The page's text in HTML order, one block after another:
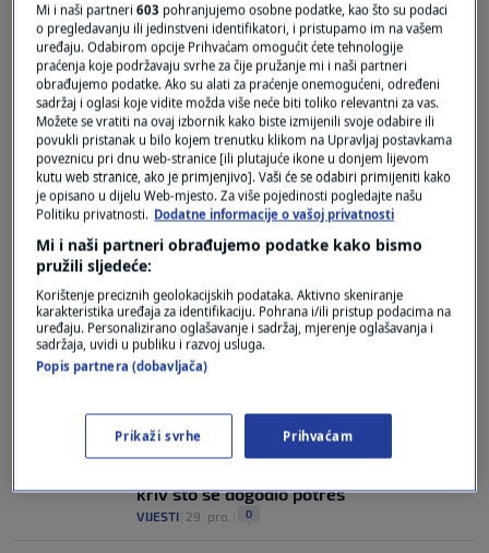
Oglas
Velika FOTOGALERIJA Pogledajte kako
Banija izgleda dvije godine od potresa
FOTO|29. pro.| 0
Policajac Vuković o stanju u Petrinji: Nema
kriv što se dogodio potres
VIJESTI 29. pro. 0
Mi i naši partneri603 pohranjujemo osobne podatke, kao što su podaci
o pregledavanju ili jedinstveni identifikatori, i pristupamo im na vašem
uređaju. Odabirom opcije Prihvaćam omogućit ćete tehnologije
praćenja koje podržavaju svrhe za čije pružanje mi i naši partneri
obrađujemo podatke. Ako su alati za praćenje onemogućeni, određeni
sadržaj i oglasi koje vidite možda više neće biti toliko relevantni za vas.
Možete se vratiti na ovaj izbornik kako biste izmijenili svoje odabire ili
povukli pristanak u bilo kojem trenutku klikom na Upravljaj postavkama
poveznicu pri dnu web-stranice [ili plutajuće ikone u donjem lijevom
kutu web stranice, ako je primjenjivo]. Vaši će se odabiri primijeniti kako
je opisano u dijelu Web-mjesto. Za više pojedinosti pogledajte našu
Politiku privatnosti. Dodatne informacije o vašoj privatnosti
Mi i naši partneri obrađujemo podatke kako bismo
pružili sljedeće:
Korištenje preciznih geolokacijskih podataka. Aktivno skeniranje
karakteristika uređaja za identifikaciju. Pohrana i/ili pristup podacima na
uređaju. Personalizirano oglašavanje i sadržaj, mjerenje oglašavanja i
sadržaja, uvidi u publiku i razvoj usluga.
Popis partnera (dobavljača)
Prikaži svrhe Prihvaćam